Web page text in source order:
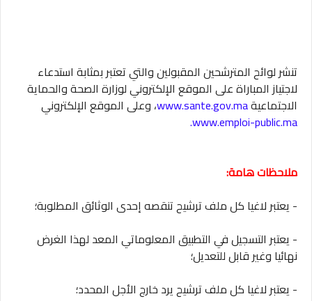
تنشر لوائح المترشحين المقبولين والتي تعتبر بمثابة استدعاء
لاجتياز المباراة على الموقع الإلكتروني لوزارة الصحة والحماية
الاجتماعيةwww.sante.gov.ma، وعلى الموقع الإلكتروني
www.emploi-public.ma.
ملاحظات هامة:
- يعتبر لاغيا كل ملف ترشيح تنقصه إحدى الوثائق المطلوبة؛
- يعتبر التسجيل في التطبيق المعلوماتي المعد لهذا الغرض
نهائيا وغير قابل للتعديل؛
- يعتبر لاغيا كل ملف ترشيح يرد خارج الأجل المحدد؛